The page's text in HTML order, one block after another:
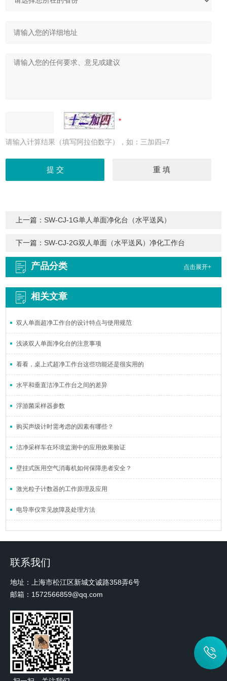
请输入计算结果（填写阿拉伯数字），如：三加四=7
上一篇： SW-CJ-1G单人单面净化台（水平送风）
下一篇： SW-CJ-2G双人单面（水平送风）净化工作台
产品分类 点击展开+
相关文章
双人单面超净工作台的设计特点与使用规范
浅谈双人单面净化台的注意事项
看看，桌上式超净工作台这些功能还是很实用的
水平和垂直洁净工作台之间的差异
浮游菌采样器参数
购买声级计时需考虑的因素有哪些？
洁净采样车在环境监测中的应用效果验证
壁挂式医用空气消毒机如何保障患者安全？
激光粒​子计数器的工作原理及应用
电导率仪常见故障及处理方法
联系我们
地址：上海市松江区新城文诚路358弄6号
邮箱：1572566859@qq.com